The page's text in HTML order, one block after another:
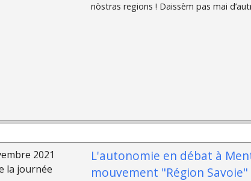
nòstras regions ! Daissèm pas mai
2021
la journée
L'autonomie en débat à
mouvement "Région Savoie"